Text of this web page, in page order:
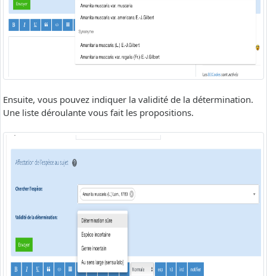
Ensuite, vous pouvez indiquer la validité de la détermination.
Une liste déroulante vous fait les propositions.